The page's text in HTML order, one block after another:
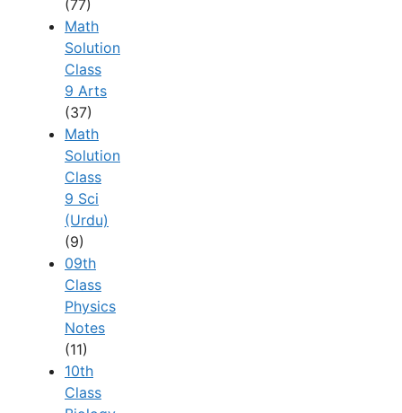
(77)
Math
Solution
Class
9 Arts
(37)
Math
Solution
Class
9 Sci
(Urdu)
(9)
09th
Class
Physics
Notes
(11)
10th
Class